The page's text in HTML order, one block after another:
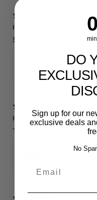
Richard F.
Verified buyer•
Super Anlage, toller
5★ · 1 review
Fynn-Tjorven H.
Verified
Top👍🏼
1
DO
Sign up for our
exclusive deals
No